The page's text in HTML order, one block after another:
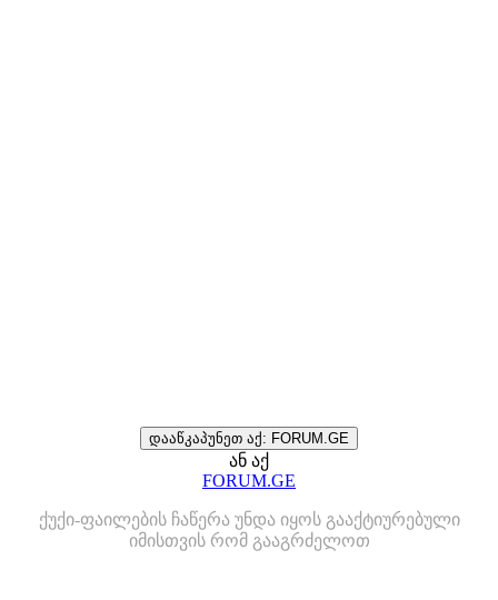
დააწკაპუნეთ აქ: FORUM.GE
ან აქ
FORUM.GE
ქუქი-ფაილების ჩაწერა უნდა იყოს გააქტიურებული
იმისთვის რომ გააგრძელოთ